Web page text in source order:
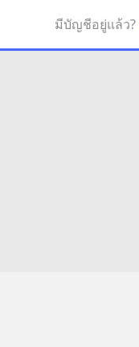
มีบัญชีอยู่แล้ว?